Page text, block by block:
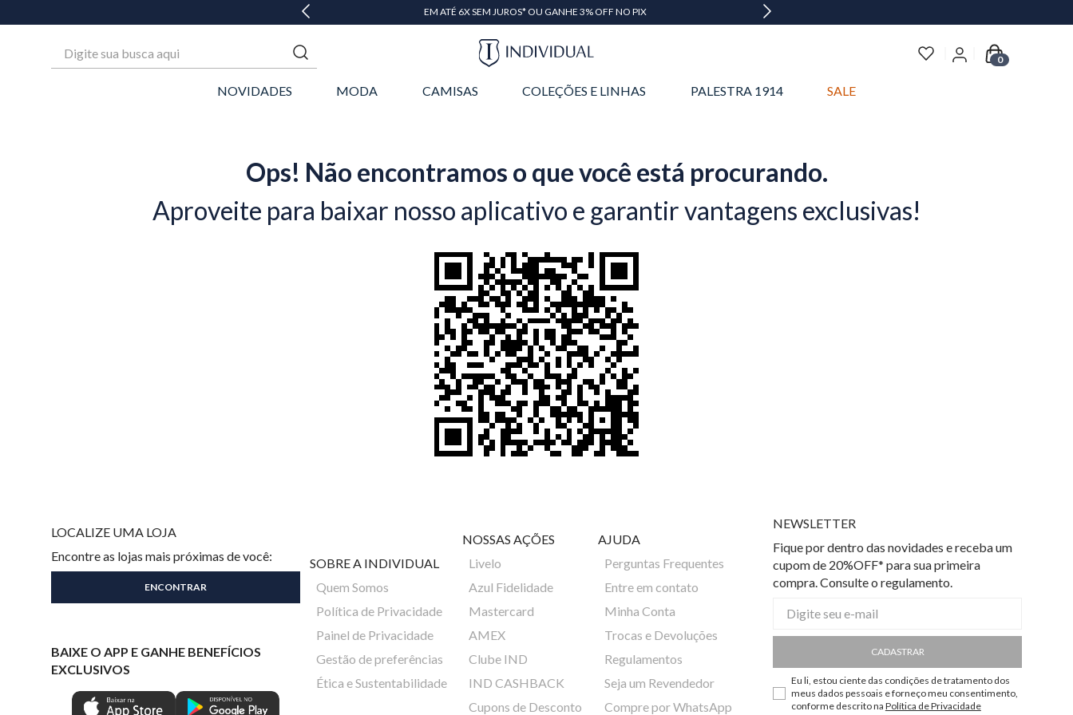
EM ATÉ 6X SEM JUROS* OU GANHE 3% OFF NO PIX
0
NOVIDADES MODA CAMISAS COLEÇÕES E LINHAS PALESTRA 1914 SALE
Ops! Não encontramos o que você está procurando.
Aproveite para baixar nosso aplicativo e garantir vantagens exclusivas!
LOCALIZE UMA LOJA
Encontre as lojas mais próximas de você:
BAIXE O APP E GANHE BENEFÍCIOS
EXCLUSIVOS
SOBRE A INDIVIDUAL
Quem Somos
Política de Privacidade
Painel de Privacidade
Gestão de preferências
Ética e Sustentabilidade
NOSSAS AÇÕES
Livelo
Azul Fidelidade
Mastercard
AMEX
Clube IND
IND CASHBACK
Cupons de Desconto
AJUDA
Perguntas Frequentes
Entre em contato
Minha Conta
Trocas e Devoluções
Regulamentos
Seja um Revendedor
Compre por WhatsApp
NEWSLETTER
Fique por dentro das novidades e receba um
cupom de 20%OFF* para sua primeira
compra. Consulte o regulamento.
CADASTRAR
Eu li, estou ciente das condições de tratamento dos
meus dados pessoais e forneço meu consentimento,
conforme descrito na Política de Privacidade